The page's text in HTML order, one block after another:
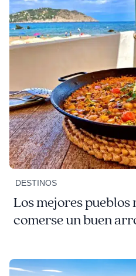
DESTINOS
Los mejores
comerse un buen